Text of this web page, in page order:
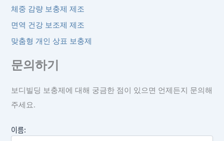
체중 감량 보충제 제조
면역 건강 보조제 제조
맞춤형 개인 상표 보충제
문의하기
보디빌딩 보충제에 대해 궁금한 점이 있으면 언제든지 문의해
주세요.
이름: